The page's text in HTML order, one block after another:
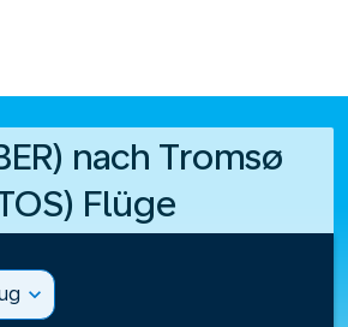
nach Tromsø
Flüge
expand_more